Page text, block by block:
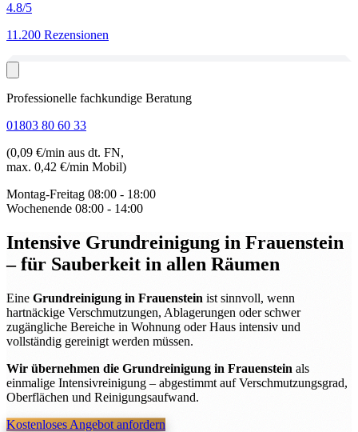
4.8/5
11.200 Rezensionen
Professionelle fachkundige Beratung
01803 80 60 33
(0,09 €/min aus dt. FN,
max. 0,42 €/min Mobil)
Montag-Freitag 08:00 - 18:00
Wochenende 08:00 - 14:00
Intensive Grundreinigung in Frauenstein
– für Sauberkeit in allen Räumen
Eine Grundreinigung in Frauenstein ist sinnvoll, wenn
hartnäckige Verschmutzungen, Ablagerungen oder schwer
zugängliche Bereiche in Wohnung oder Haus intensiv und
vollständig gereinigt werden müssen.
Wir übernehmen die Grundreinigung in Frauenstein als
einmalige Intensivreinigung – abgestimmt auf Verschmutzungsgrad,
Oberflächen und Reinigungsaufwand.
Kostenloses Angebot anfordern